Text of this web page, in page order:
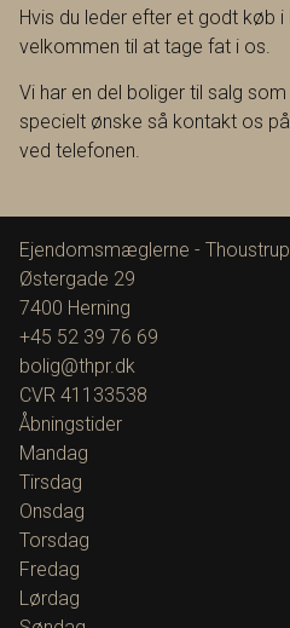
Hvis du leder efter et godt køb
velkommen til at tage fat i os.
Vi har en del boliger til salg
specielt ønske så kontakt os
ved telefonen.
Ejendomsmæglerne -
Østergade 29
7400 Herning
+45 52 39 76 69
bolig@thpr.dk
CVR 41133538
Åbningstider
Mandag
Tirsdag
Onsdag
Torsdag
Fredag
Lørdag